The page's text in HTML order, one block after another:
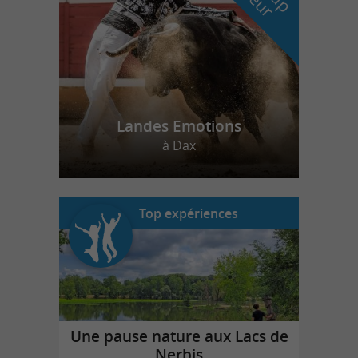
Landes Emotions
à Dax
Top expériences
Une pause nature aux Lacs de